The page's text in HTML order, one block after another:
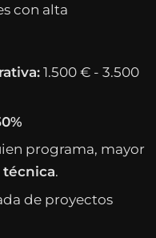
con alta
1.500 € - 3.500
programa, mayor
técnica.
de proyectos